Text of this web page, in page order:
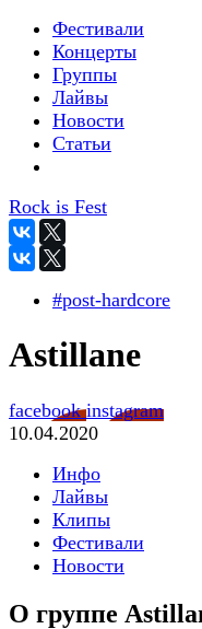
Фестивали
Концерты
Группы
Лайвы
Новости
Статьи
Rock is Fest
#post-hardcore
Astillane
facebookinstagram
10.04.2020
Инфо
Лайвы
Клипы
Фестивали
Новости
О группе